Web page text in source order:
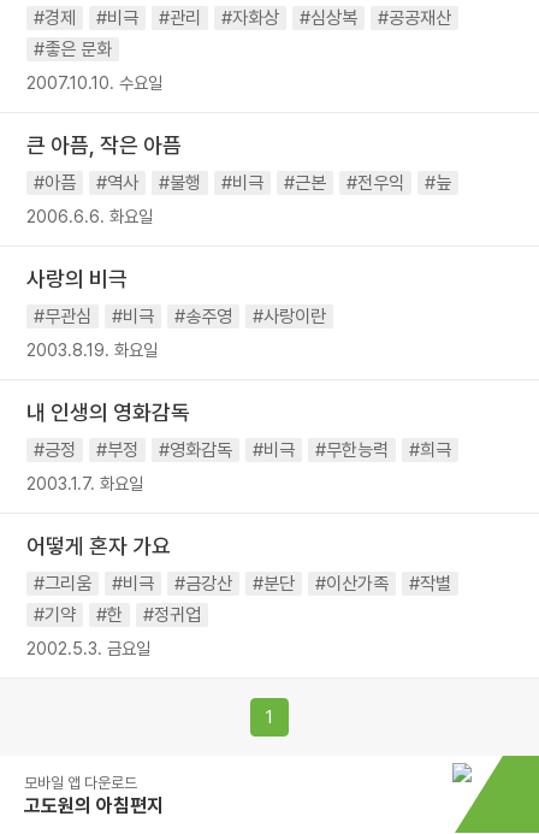
#경제 #비극 #관리 #자화상 #심상복
#공공재산
#좋은 문화
2007.10.10. 수요일
큰 아픔, 작은 아픔
#아픔 #역사 #불행 #비극 #근본 #전우익 #늪
2006.6.6. 화요일
사랑의 비극
#무관심 #비극 #송주영 #사랑이란
2003.8.19. 화요일
내 인생의 영화감독
#긍정 #부정 #영화감독 #비극 #무한능력 #희극
2003.1.7. 화요일
어떻게 혼자 가요
#그리움 #비극 #금강산 #분단 #이산가족
#작별
#기약
#한 #정귀업
2002.5.3. 금요일
1
모바일 앱 다운로드
고도원의 아침편지